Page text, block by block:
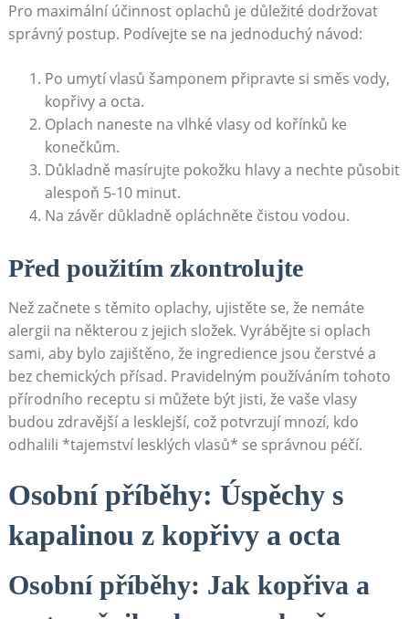
Pro maximální⁢ účinnost oplachů je důležité dodržovat
správný⁣ postup. Podívejte⁣ se na jednoduchý návod:
Po umytí vlasů šamponem připravte si směs vody,⁢
kopřivy a octa.
Oplach naneste na vlhké vlasy od kořínků⁣ ke
konečkům.
Důkladně masírujte ⁤pokožku‍ hlavy a nechte⁤ působit
alespoň 5-10 minut.
Na závěr‍ důkladně⁣ opláchněte čistou vodou.
Před použitím zkontrolujte
Než⁤ začnete s těmito ‍oplachy, ujistěte se, že nemáte
alergii ‍na některou z jejich složek. Vyrábějte si oplach
sami, aby ⁣bylo zajištěno, že ingredience jsou čerstvé a
⁣bez chemických přísad. Pravidelným používáním tohoto
přírodního receptu si můžete být jisti, že vaše vlasy
budou zdravější a lesklejší, což⁣ potvrzují mnozí, kdo
odhalili ⁣*tajemství lesklých vlasů* se správnou péčí.
Osobní ‍příběhy:⁤ Úspěchy ⁣s ​
kapalinou z kopřivy‍ a octa
Osobní příběhy:​ Jak kopřiva‍ a